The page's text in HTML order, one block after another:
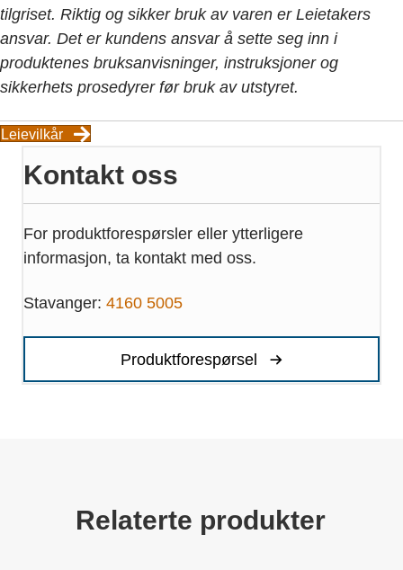
tilgriset. Riktig og sikker bruk av varen er Leietakers
ansvar. Det er kundens ansvar å sette seg inn i
produktenes bruksanvisninger, instruksjoner og
sikkerhets prosedyrer før bruk av utstyret.
Leievilkår
Kontakt oss
For produktforespørsler eller ytterligere
informasjon, ta kontakt med oss.
Stavanger: 4160 5005
Produktforespørsel
Relaterte produkter